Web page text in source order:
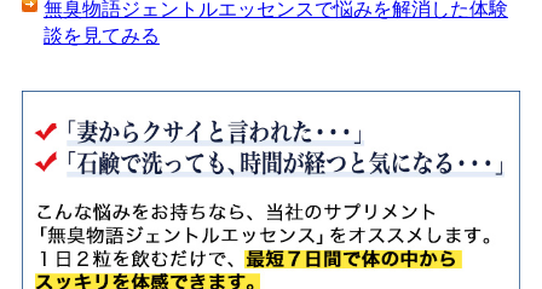
無臭物語ジェントルエッセンスで悩みを解消した体験
談を見てみる